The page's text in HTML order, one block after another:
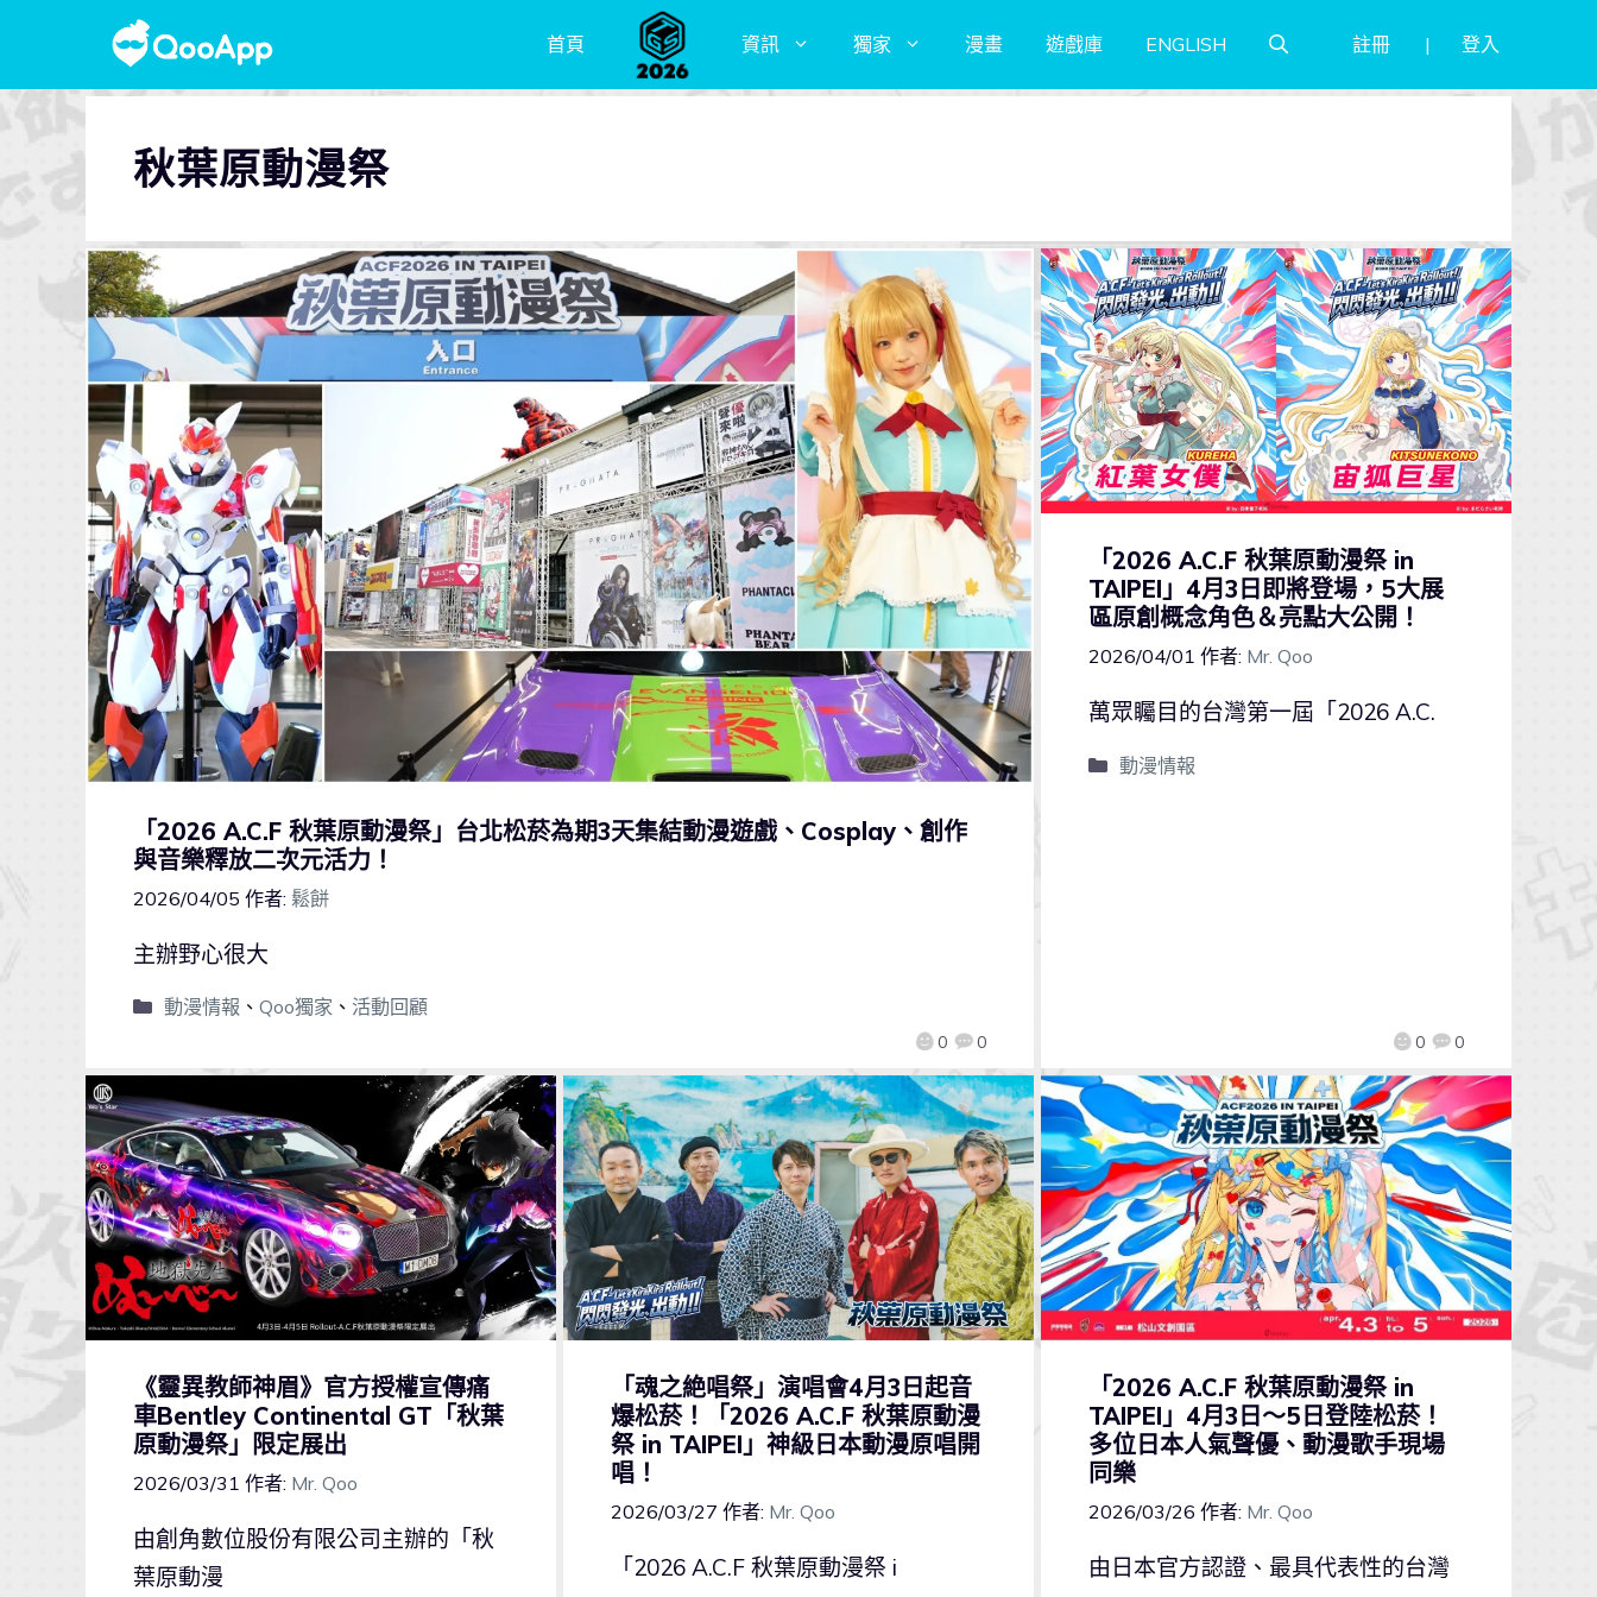
首頁 資訊 獨家 漫畫 遊戲庫 ENGLISH 註冊 登入
秋葉原動漫祭
「2026 A.C.F 秋葉原動漫祭」台北松菸為期3天集結動漫遊戲、Cosplay、創作
與音樂釋放二次元活力！
2026/04/05 作者: 鬆餅
0 0
主辦野心很大
動漫情報 、 Qoo獨家 、 活動回顧
「2026 A.C.F 秋葉原動漫祭 in
TAIPEI」4月3日即將登場，5大展
區原創概念角色＆亮點大公開！
2026/04/01 作者: Mr. Qoo
0 0
萬眾矚目的台灣第一屆「2026 A.C.
動漫情報
《靈異教師神眉》官方授權宣傳痛
車Bentley Continental GT「秋葉
原動漫祭」限定展出
2026/03/31 作者: Mr. Qoo
由創角數位股份有限公司主辦的「秋
葉原動漫
「魂之絶唱祭」演唱會4月3日起音
爆松菸！「2026 A.C.F 秋葉原動漫
祭 in TAIPEI」神級日本動漫原唱開
唱！
2026/03/27 作者: Mr. Qoo
「2026 A.C.F 秋葉原動漫祭 i
「2026 A.C.F 秋葉原動漫祭 in
TAIPEI」4月3日～5日登陸松菸！
多位日本人氣聲優、動漫歌手現場
同樂
2026/03/26 作者: Mr. Qoo
由日本官方認證、最具代表性的台灣